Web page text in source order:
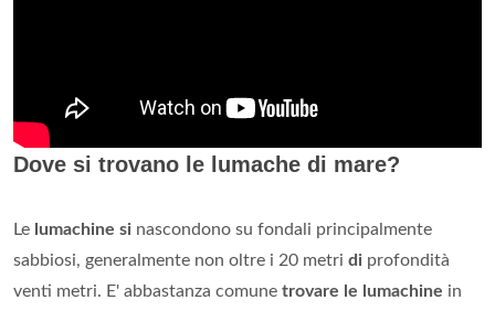
Dove si trovano le lumache di mare?
Le lumachine si nascondono su fondali principalmente
sabbiosi, generalmente non oltre i 20 metri di profondità
venti metri. E' abbastanza comune trovare le lumachine in